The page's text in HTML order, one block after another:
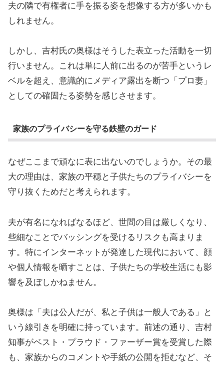
夫の隣で有権者に手を振る姿を想像する方が多いかも
しれません。
しかし、吉村氏の奥様はそうした表立った活動を一切
行いません。これは単に人前に出るのが苦手というレ
ベルを超え、意識的にメディア露出を断つ「プロ妻」
としての確固たる姿勢を感じさせます。
家族のプライバシーを守る鉄壁のガード
なぜここまで頑なに表に出ないのでしょうか。その最
大の理由は、家族の平穏と子供たちのプライバシーを
守り抜くためだと考えられます。
夫が有名になればなるほど、世間の目は厳しくなり、
些細なことでバッシングを受けるリスクも高まりま
す。特にインターネットが発達した現代において、顔
や個人情報を晒すことは、子供たちの学校生活にも影
響を及ぼしかねません。
奥様は「夫は公人だが、私と子供は一般人である」と
いう線引きを明確に持っています。前述の通り、吉村
知事がベスト・プラウド・ファーザー賞を受賞した際
も、家族からのコメントや手紙の公開を拒むなど、そ